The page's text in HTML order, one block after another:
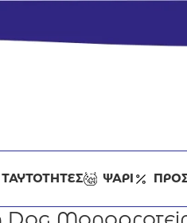
ΤΑΥΤΟΤΗΤΕΣ ΨΑΡΙ